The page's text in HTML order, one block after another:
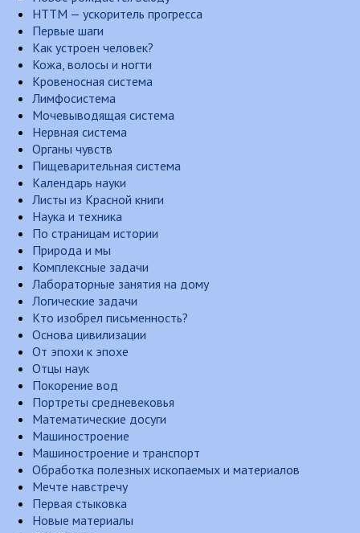
НТТМ — ускоритель прогресса
Первые шаги
Как устроен человек?
Кожа, волосы и ногти
Кровеносная система
Лимфосистема
Мочевыводящая система
Нервная система
Органы чувств
Пищеварительная система
Календарь науки
Листы из Красной книги
Наука и техника
По страницам истории
Природа и мы
Комплексные задачи
Лабораторные занятия на дому
Логические задачи
Кто изобрел письменность?
Основа цивилизации
От эпохи к эпохе
Отцы наук
Покорение вод
Портреты средневековья
Математические досуги
Машиностроение
Машиностроение и транспорт
Обработка полезных ископаемых и материалов
Мечте навстречу
Первая стыковка
Новые материалы